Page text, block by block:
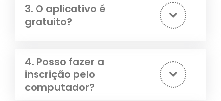
3. O aplicativo é
gratuito?
4. Posso fazer a
inscrição pelo
computador?